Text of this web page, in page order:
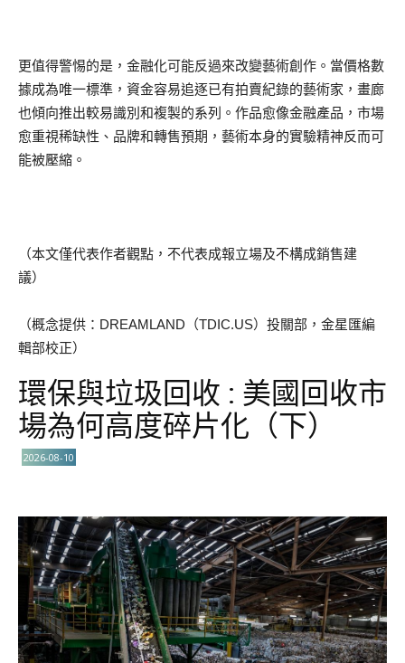
更值得警惕的是，金融化可能反過來改變藝術創作。當價格數
據成為唯一標準，資金容易追逐已有拍賣紀錄的藝術家，畫廊
也傾向推出較易識別和複製的系列。作品愈像金融產品，市場
愈重視稀缺性、品牌和轉售預期，藝術本身的實驗精神反而可
能被壓縮。
（本文僅代表作者觀點，不代表成報立場及不構成銷售建
議）
（概念提供：DREAMLAND（TDIC.US）投關部，金星匯編
輯部校正）
環保與垃圾回收 : 美國回收市
場為何高度碎片化（下）
2026-08-10